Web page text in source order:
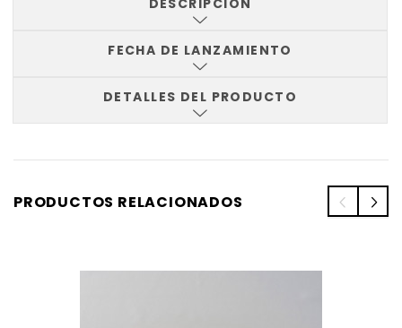
DESCRIPCIÓN
FECHA DE LANZAMIENTO
DETALLES DEL PRODUCTO
PRODUCTOS RELACIONADOS